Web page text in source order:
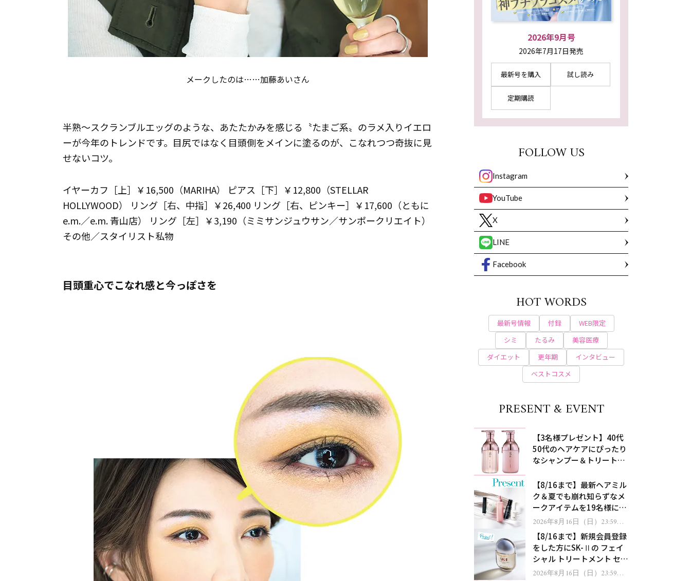
メークしたのは……加藤あいさん
半熟〜スクランブルエッグのような、あたたかみを感じる〝たまご系〟のラメ入りイエロ
ーが今年のトレンドです。目尻ではなく目頭側をメインに塗るのが、こなれつつ奇抜に見
せないコツ。
イヤーカフ［上］￥16,500（MARIHA） ピアス［下］￥12,800（STELLAR
HOLLYWOOD） リング［右、中指］￥26,400 リング［右、ピンキー］￥17,600（ともに
e.m.／e.m. 青山店） リング［左］￥3,190（ミミサンジュウサン／サンポークリエイト）
その他／スタイリスト私物
目頭重心でこなれ感と今っぽさを
2026年9月号
2026年7月17日発売
最新号を購入 試し読み
定期購読
FOLLOW US
Instagram
YouTube
X
LINE
Facebook
HOT WORDS
最新号情報 付録
WEB限定
シミ
たるみ
美容医療
ダイエット
更年期
インタビュー
ベストコスメ
PRESENT & EVENT
【3名様プレゼント】40代
50代のヘアケアにぴったり
なシャンプー＆トリートメ
処！
【8/16まで】最新ヘアミル
ク＆夏でも崩れ知らずなメ
ークアイテムを19名様にプ
レゼント！
2026年8月16日（日）23:59ま
で【8/16まで】新規会員登録
をした方にSK-Ⅱの フェイ
シャル トリートメント セラ
ムをプレゼント！
2026年8月16日（日）23:59ま